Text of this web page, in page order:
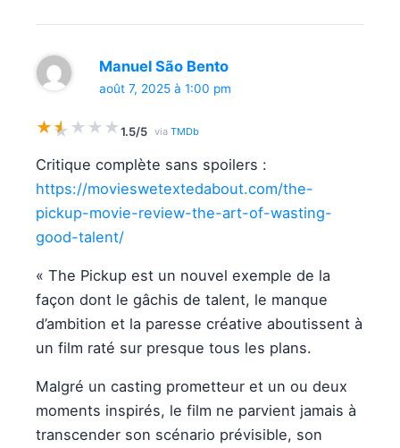
Manuel São Bento
août 7, 2025 à 1:00 pm
★★
★ ★ ★ ★1.5/5 via TMDb
Critique complète sans spoilers :
https://movieswetextedabout.com/the-
pickup-movie-review-the-art-of-wasting-
good-talent/
« The Pickup est un nouvel exemple de la
façon dont le gâchis de talent, le manque
d’ambition et la paresse créative aboutissent à
un film raté sur presque tous les plans.
Malgré un casting prometteur et un ou deux
moments inspirés, le film ne parvient jamais à
transcender son scénario prévisible, son